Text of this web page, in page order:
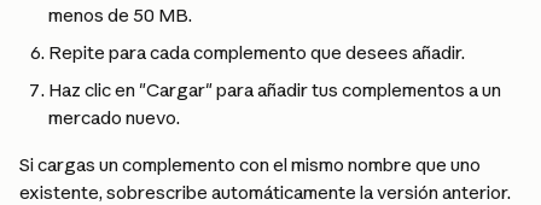
menos de 50 MB.
Repite para cada complemento que desees añadir.
Haz clic en "Cargar" para añadir tus complementos a un
mercado nuevo.
Si cargas un complemento con el mismo nombre que uno
existente, sobrescribe automáticamente la versión anterior.